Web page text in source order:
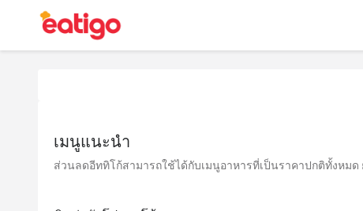
เมนูแนะนำ
ส่วนลดอีททิโก้สามารถใช้ได้กับเมนูอาหารที่เป็นราคาปกติทั้งหมด